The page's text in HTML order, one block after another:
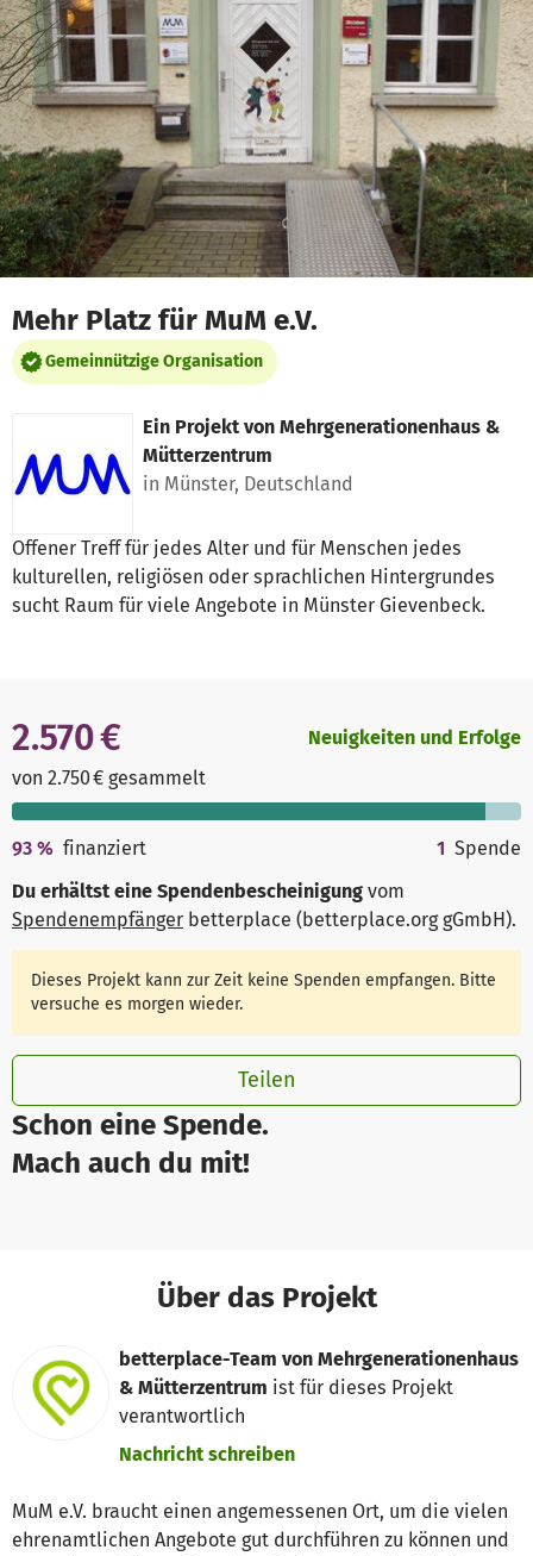
Zum Hauptinhalt springen
Erklärung zur Barrierefreiheit anzeigen
Mehr Platz für MuM e.V.
Gemeinnützige Organisation
Ein Projekt von Mehrgenerationenhaus &
Mütterzentrum
in Münster, Deutschland
Offener Treff für jedes Alter und für Menschen jedes
kulturellen, religiösen oder sprachlichen Hintergrundes
sucht Raum für viele Angebote in Münster Gievenbeck.
Schon eine Spende.
Mach auch du mit!
2.570 €
von 2.750 € gesammelt
Neuigkeiten und Erfolge
93 % finanziert 1 Spende
Du erhältst eine Spendenbescheinigung vom
Spendenempfänger betterplace (betterplace.org gGmbH).
Dieses Projekt kann zur Zeit keine Spenden empfangen. Bitte
versuche es morgen wieder.
Teilen
Über das Projekt
betterplace-Team von Mehrgenerationenhaus
& Mütterzentrum ist für dieses Projekt
verantwortlich
Nachricht schreiben
MuM e.V. braucht einen angemessenen Ort, um die vielen
ehrenamtlichen Angebote gut durchführen zu können und